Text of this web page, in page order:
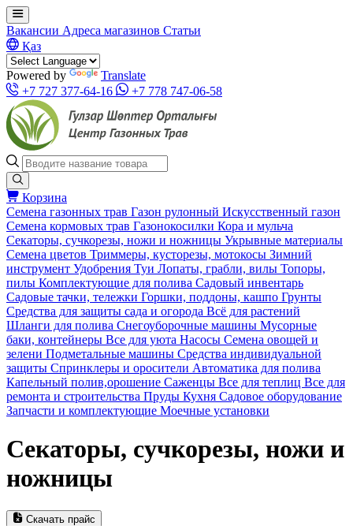
Вакансии Адреса магазинов Статьи
Қаз
Powered by
Translate
+7 727 377-64-16
+7 778 747-06-58
Корзина
Семена газонных трав Газон рулонный Искусственный газон
Семена кормовых трав Газонокосилки Кора и мульча
Секаторы, сучкорезы, ножи и ножницы Укрывные материалы
Семена цветов Триммеры, кусторезы, мотокосы Зимний
инструмент Удобрения Туи Лопаты, грабли, вилы Топоры,
пилы Комплектующие для полива Садовый инвентарь
Садовые тачки, тележки Горшки, поддоны, кашпо Грунты
Средства для защиты сада и огорода Всё для растений
Шланги для полива Снегоуборочные машины Мусорные
баки, контейнеры Все для уюта Насосы Семена овощей и
зелени Подметальные машины Средства индивидуальной
защиты Спринклеры и оросители Автоматика для полива
Капельный полив,орошение Саженцы Все для теплиц Все для
ремонта и строительства Пруды Кухня Садовое оборудование
Запчасти и комплектующие Моечные установки
Секаторы, сучкорезы, ножи и
ножницы
Скачать прайс